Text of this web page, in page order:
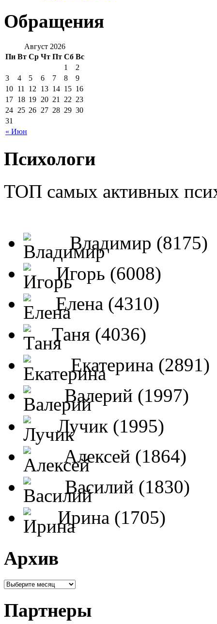
Обращения
Август 2026
Пн Вт Ср Чт Пт Сб Вс
« Июн
1
2
3
4 5 6 7 8
9
10 11 12 13 14 15 16
17 18 19 20 21 22 23
24 25 26 27 28 29 30
31
Психологи
ТОП самых активных
Владимир (8175)
Игорь (6008)
Елена (4310)
Таня (4036)
Екатерина (2891)
Валерий (1997)
Лучик (1995)
Алексей (1864)
Василий (1830)
Ирина (1705)
Архив
Партнеры